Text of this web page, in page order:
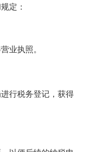
定：
业执照。
行税务登记，获得